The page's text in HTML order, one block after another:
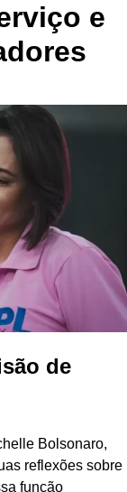
e
de
Bolsonaro,
reflexões sobre
função